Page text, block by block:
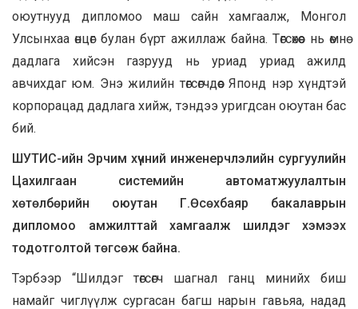
оюутнууд дипломоо маш сайн хамгаалж, Монгол
Улсынхаа өнцөг булан бүрт ажиллаж байна. Төгсөхөөс нь өмнө
дадлага хийсэн газрууд нь уриад уриад ажилд
авчихдаг юм. Энэ жилийн төгсөгчдөөс Японд нэр хүндтэй
корпорацад дадлага хийж, тэндээ уригдсан оюутан бас
бий.
ШУТИС-ийн Эрчим хүчний инженерчлэлийн сургуулийн
Цахилгаан системийн автоматжуулалтын
хөтөлбөрийн оюутан Г.Өсөхбаяр бакалаврын
дипломоо амжилттай хамгаалж шилдэг хэмээх
тодотголтой төгсөж байна.
Тэрбээр “Шилдэг төгсөгч шагнал ганц минийх биш
намайг чиглүүлж сургасан багш нарын гавьяа, надад